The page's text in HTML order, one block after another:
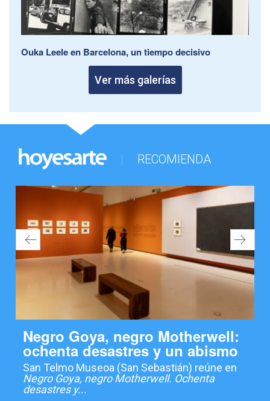
Ouka Leele en Barcelona, un tiempo decisivo
Ver más galerías
RECOMIENDA
Negro Goya, negro Motherwell:
ochenta desastres y un abismo
San Telmo Museoa (San Sebastián) reúne en
Negro Goya, negro Motherwell. Ochenta
desastres y...